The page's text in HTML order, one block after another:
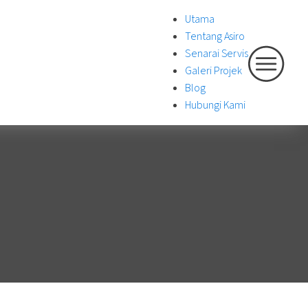
Utama
Tentang Asiro
Senarai Servis
Galeri Projek
Blog
Hubungi Kami